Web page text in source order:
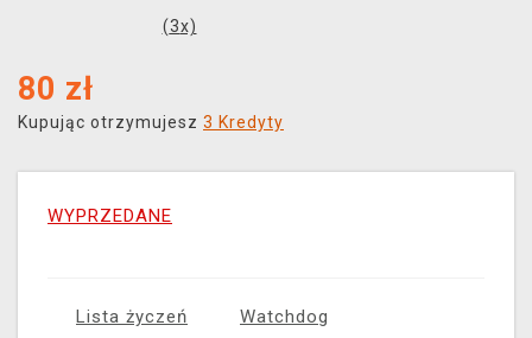
(3x)
80 zł
Kupując otrzymujesz 3 Kredyty
WYPRZEDANE
Lista życzeń Watchdog